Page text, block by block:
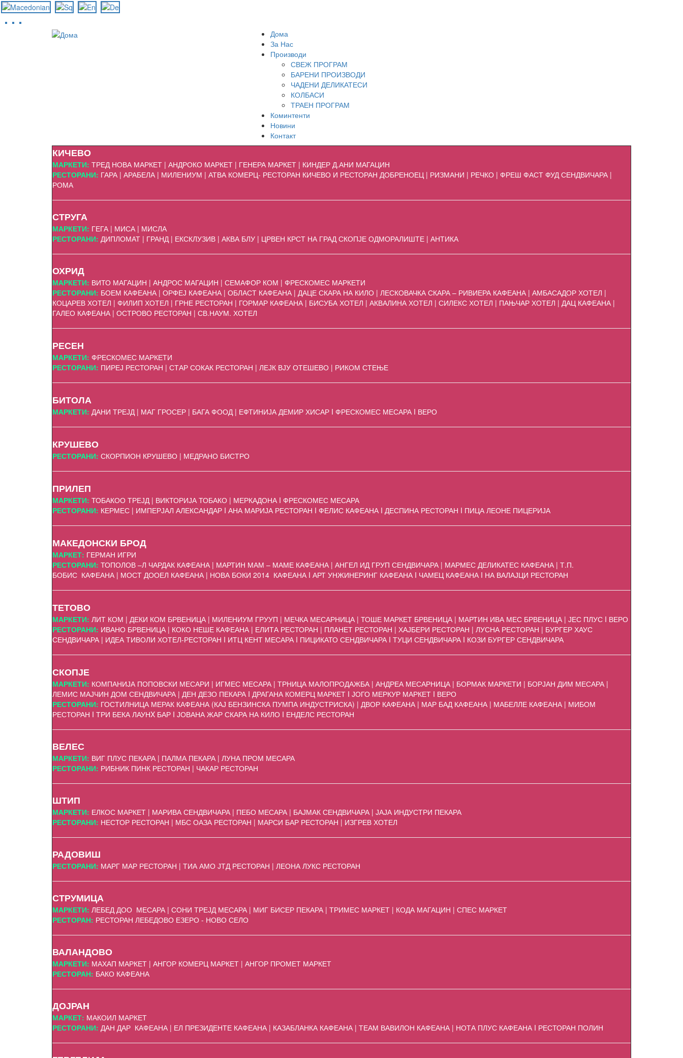
Дома
За Нас
Производи
СВЕЖ ПРОГРАМ
БАРЕНИ ПРОИЗВОДИ
ЧАДЕНИ ДЕЛИКАТЕСИ
КОЛБАСИ
ТРАЕН ПРОГРАМ
Коминтенти
Новини
Контакт
КИЧЕВО
МАРКЕТИ: ТРЕД НОВА МАРКЕТ | АНДРОКО МАРКЕТ | ГЕНЕРА МАРКЕТ | КИНДЕР Д.АНИ МАГАЦИН
РЕСТОРАНИ: ГАРА | АРАБЕЛА | МИЛЕНИУМ | АТВА КОМЕРЦ- РЕСТОРАН КИЧЕВО И РЕСТОРАН ДОБРЕНОЕЦ | РИЗМАНИ | РЕЧКО | ФРЕШ ФАСТ ФУД СЕНДВИЧАРА |
РОМА
СТРУГА
МАРКЕТИ: ГЕГА | МИСА | МИСЛА
РЕСТОРАНИ: ДИПЛОМАТ | ГРАНД | ЕКСКЛУЗИВ | АКВА БЛУ | ЦРВЕН КРСТ НА ГРАД СКОПЈЕ ОДМОРАЛИШТЕ | АНТИКА
ОХРИД
МАРКЕТИ: ВИТО МАГАЦИН | АНДРОС МАГАЦИН | СЕМАФОР КОМ | ФРЕСКОМЕС МАРКЕТИ
РЕСТОРАНИ: БОЕМ КАФЕАНА | ОРФЕЈ КАФЕАНА | ОБЛАСТ КАФЕАНА | ДАЦЕ СКАРА НА КИЛО | ЛЕСКОВАЧКА СКАРА – РИВИЕРА КАФЕАНА | АМБАСАДОР ХОТЕЛ |
КОЦАРЕВ ХОТЕЛ | ФИЛИП ХОТЕЛ | ГРНЕ РЕСТОРАН | ГОРМАР КАФЕАНА | БИСУБА ХОТЕЛ | АКВАЛИНА ХОТЕЛ | СИЛЕКС ХОТЕЛ | ПАЊЧАР ХОТЕЛ | ДАЦ КАФЕАНА |
ГАЛЕО КАФЕАНА | ОСТРОВО РЕСТОРАН | СВ.НАУМ. ХОТЕЛ
РЕСЕН
МАРКЕТИ: ФРЕСКОМЕС МАРКЕТИ
РЕСТОРАНИ: ПИРЕЈ РЕСТОРАН | СТАР СОКАК РЕСТОРАН | ЛЕЈК ВЈУ ОТЕШЕВО | РИКОМ СТЕЊЕ
БИТОЛА
МАРКЕТИ: ДАНИ ТРЕЈД | МАГ ГРОСЕР | БАГА ФООД | ЕФТИНИЈА ДЕМИР ХИСАР I ФРЕСКОМЕС МЕСАРА I ВЕРО
КРУШЕВО
РЕСТОРАНИ: СКОРПИОН КРУШЕВО | МЕДРАНО БИСТРО
ПРИЛЕП
МАРКЕТИ: ТОБАКОО ТРЕЈД | ВИКТОРИЈА ТОБАКО | МЕРКАДОНА I ФРЕСКОМЕС МЕСАРА
РЕСТОРАНИ: КЕРМЕС | ИМПЕРЈАЛ АЛЕКСАНДАР I АНА МАРИЈА РЕСТОРАН I ФЕЛИС КАФЕАНА I ДЕСПИНА РЕСТОРАН I ПИЦА ЛЕОНЕ ПИЦЕРИЈА
МАКЕДОНСКИ БРОД
МАРКЕТ: ГЕРМАН ИГРИ
РЕСТОРАНИ: ТОПОЛОВ –Л ЧАРДАК КАФЕАНА | МАРТИН МАМ – МАМЕ КАФЕАНА | АНГЕЛ ИД ГРУП СЕНДВИЧАРА | МАРМЕС ДЕЛИКАТЕС КАФЕАНА | Т.П.
БОБИС КАФЕАНА | МОСТ ДООЕЛ КАФЕАНА | НОВА БОКИ 2014 КАФЕАНА I АРТ УНЖИНЕРИНГ КАФЕАНА I ЧАМЕЦ КАФЕАНА I НА ВАЛАЈЦИ РЕСТОРАН
ТЕТОВО
МАРКЕТИ: ЛИТ КОМ | ДЕКИ КОМ БРВЕНИЦА | МИЛЕНИУМ ГРУУП | МЕЧКА МЕСАРНИЦА | ТОШЕ МАРКЕТ БРВЕНИЦА | МАРТИН ИВА МЕС БРВЕНИЦА | ЈЕС ПЛУС I ВЕРО
РЕСТОРАНИ: ИВАНО БРВЕНИЦА | КОКО НЕШЕ КАФЕАНА | ЕЛИТА РЕСТОРАН | ПЛАНЕТ РЕСТОРАН | ХАЈБЕРИ РЕСТОРАН | ЛУСНА РЕСТОРАН | БУРГЕР ХАУС
СЕНДВИЧАРА | ИДЕА ТИВОЛИ ХОТЕЛ-РЕСТОРАН I ИТЦ КЕНТ МЕСАРА I ПИЦИКАТО СЕНДВИЧАРА I ТУЦИ СЕНДВИЧАРА I КОЗИ БУРГЕР СЕНДВИЧАРА
СКОПЈЕ
МАРКЕТИ: КОМПАНИЈА ПОПОВСКИ МЕСАРИ | ИГМЕС МЕСАРА | ТРНИЦА МАЛОПРОДАЖБА | АНДРЕА МЕСАРНИЦА | БОРМАК МАРКЕТИ | БОРЈАН ДИМ МЕСАРА |
ЛЕМИС МАЈЧИН ДОМ СЕНДВИЧАРА | ДЕН ДЕЗО ПЕКАРА I ДРАГАНА КОМЕРЦ МАРКЕТ I ЈОГО МЕРКУР МАРКЕТ I ВЕРО
РЕСТОРАНИ: ГОСТИЛНИЦА МЕРАК КАФЕАНА (КАЈ БЕНЗИНСКА ПУМПА ИНДУСТРИСКА) | ДВОР КАФЕАНА | МАР БАД КАФЕАНА | МАБЕЛЛЕ КАФЕАНА | МИБОМ
РЕСТОРАН I ТРИ БЕКА ЛАУНX БАР I ЈОВАНА ЖАР СКАРА НА КИЛО I ЕНДЕЛС РЕСТОРАН
ВЕЛЕС
МАРКЕТИ: ВИГ ПЛУС ПЕКАРА | ПАЛМА ПЕКАРА | ЛУНА ПРОМ МЕСАРА
РЕСТОРАНИ: РИБНИК ПИНК РЕСТОРАН | ЧАКАР РЕСТОРАН
ШТИП
МАРКЕТИ: ЕЛКОС МАРКЕТ | МАРИВА СЕНДВИЧАРА | ПЕБО МЕСАРА | БАЈМАК СЕНДВИЧАРА | ЈАЈА ИНДУСТРИ ПЕКАРА
РЕСТОРАНИ: НЕСТОР РЕСТОРАН | МБС ОАЗА РЕСТОРАН | МАРСИ БАР РЕСТОРАН | ИЗГРЕВ ХОТЕЛ
РАДОВИШ
РЕСТОРАНИ: МАРГ МАР РЕСТОРАН | ТИА АМО ЈТД РЕСТОРАН | ЛЕОНА ЛУКС РЕСТОРАН
СТРУМИЦА
МАРКЕТИ: ЛЕБЕД ДОО МЕСАРА | СОНИ ТРЕЈД МЕСАРА | МИГ БИСЕР ПЕКАРА | ТРИМЕС МАРКЕТ | КОДА МАГАЦИН | СПЕС МАРКЕТ
РЕСТОРАН: РЕСТОРАН ЛЕБЕДОВО ЕЗЕРО - НОВО СЕЛО
ВАЛАНДОВО
МАРКЕТИ: МАХАП МАРКЕТ | АНГОР КОМЕРЦ МАРКЕТ | АНГОР ПРОМЕТ МАРКЕТ
РЕСТОРАН: БАКО КАФЕАНА
ДОЈРАН
МАРКЕТ: МАКОИЛ МАРКЕТ
РЕСТОРАНИ: ДАН ДАР КАФЕАНА | ЕЛ ПРЕЗИДЕНТЕ КАФЕАНА | КАЗАБЛАНКА КАФЕАНА | ТЕАМ ВАВИЛОН КАФЕАНА | НОТА ПЛУС КАФЕАНА I РЕСТОРАН ПОЛИН